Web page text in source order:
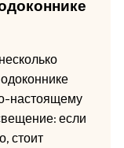
настоящему
если
стоит